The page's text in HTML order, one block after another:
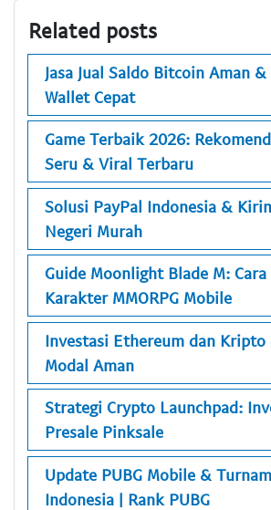
Related posts
Jasa Jual Saldo Bitcoin Aman
Wallet Cepat
Game Terbaik 2026:
Seru & Viral Terbaru
Solusi PayPal Indonesia &
Negeri Murah
Guide Moonlight Blade M:
Karakter MMORPG Mobile
Investasi Ethereum dan Kripto
Modal Aman
Strategi Crypto Launchpad:
Presale Pinksale
Update PUBG Mobile &
Indonesia | Rank PUBG